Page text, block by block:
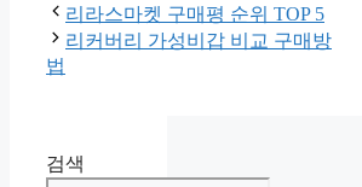
리라스마켓 구매평 순위 TOP 5
리커버리 가성비갑 비교 구매방
법
검색